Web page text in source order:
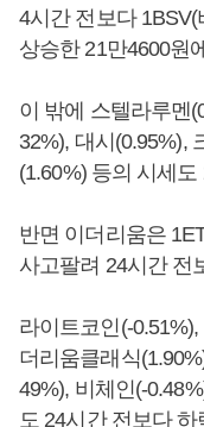
4시간 전보다
상승한 21만4600원
이 밖에 스텔라루멘
32%), 대시(0.95%),
(1.60%) 등의 시세
반면 이더리움은
사고팔려 24시간 전
라이트코인(-
더리움클래식
49%), 비체인(-
도 24시간 전보다 하